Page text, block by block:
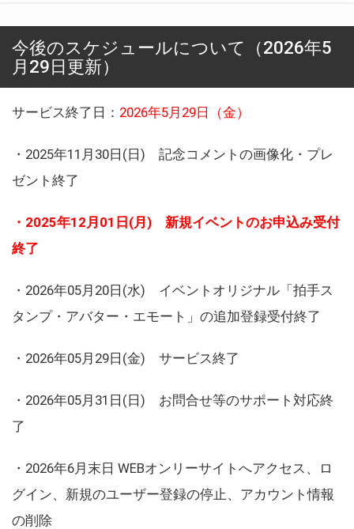
今後のスケジュールについて（2026年5
月29日更新）
サービス終了日： 2026年5月29日（金）
・2025年11月30日(日) 記念コメントの画像化・プレ
ゼント終了
・2025年12月01日(月) 新規イベントのお申込み受付
終了
・2026年05月20日(水) イベントオリジナル「拍手ス
タンプ・アバター・エモート」の追加登録受付終了
・2026年05月29日(金) サービス終了
・2026年05月31日(日) お問合せ等のサポート対応終
了
・2026年6月末日 WEBオンリーサイトへアクセス、ロ
グイン、新規のユーザー登録の停止、アカウント情報
の削除